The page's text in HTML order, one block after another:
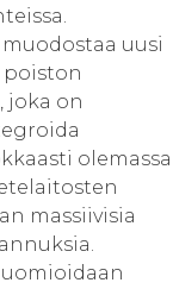
uusi
poiston
joka on
olemassa
massiivisia